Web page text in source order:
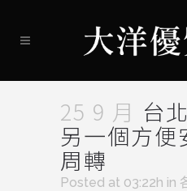
25 9 月 台
另一個方便
周轉
Posted at 03:22h in